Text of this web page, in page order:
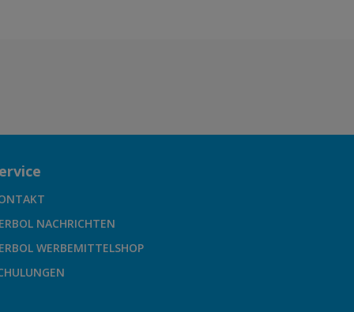
NACHRICHTEN
WERBEMITTELSHOP